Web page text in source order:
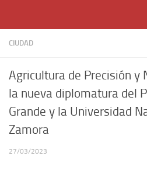
CIUDAD
Agricultura de Precisión y
la nueva diplomatura del
Grande y la Universidad
Zamora
27/03/2023